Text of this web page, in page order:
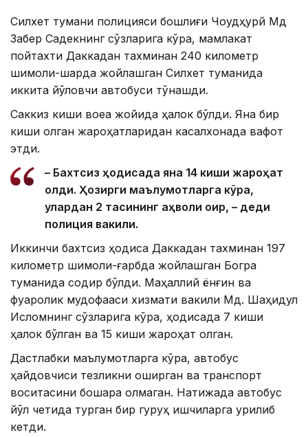
Силхет тумани полицияси бошлиғи Чоудҳурй Мд
Забер Садекнинг сўзларига кўра, мамлакат
пойтахти Даккадан тахминан 240 километр
шимоли-шарқда жойлашган Силхет туманида
иккита йўловчи автобуси тўқнашди.
Саккиз киши воқеа жойида ҳалок бўлди. Яна бир
киши олган жароҳатларидан касалхонада вафот
этди.
– Бахтсиз ҳодисада яна 14 киши жароҳат
олди. Ҳозирги маълумотларга кўра,
улардан 2 тасининг аҳволи оғир, – деди
полиция вакили.
Иккинчи бахтсиз ҳодиса Даккадан тахминан 197
километр шимоли-ғарбда жойлашган Богра
туманида содир бўлди. Маҳаллий ёнғин ва
фуқаролик мудофааси хизмати вакили Мд. Шаҳидул
Исломнинг сўзларига кўра, ҳодисада 7 киши
ҳалок бўлган ва 15 киши жароҳат олган.
Дастлабки маълумотларга кўра, автобус
ҳайдовчиси тезликни оширган ва транспорт
воситасини бошқара олмаган. Натижада автобус
йўл четида турган бир гуруҳ ишчиларга урилиб
кетди.